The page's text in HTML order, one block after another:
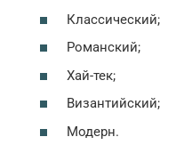
Классический;
Романский;
Хай-тек;
Византийский;
Модерн.